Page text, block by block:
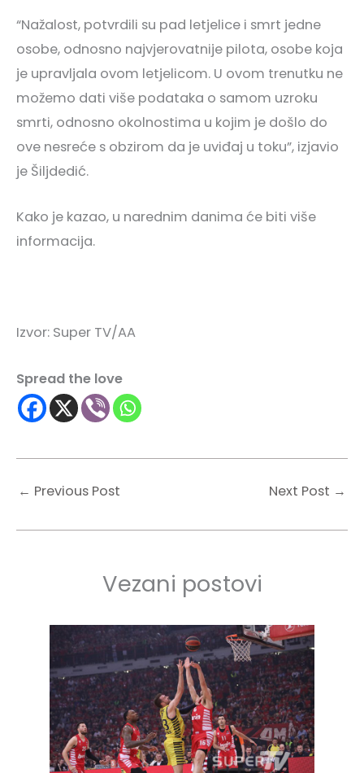
“Nažalost, potvrdili su pad letjelice i smrt jedne
osobe, odnosno najvjerovatnije pilota, osobe koja
je upravljala ovom letjelicom. U ovom trenutku ne
možemo dati više podataka o samom uzroku
smrti, odnosno okolnostima u kojim je došlo do
ove nesreće s obzirom da je uviđaj u toku”, izjavio
je Šiljdedić.
Kako je kazao, u narednim danima će biti više
informacija.
Izvor: Super TV/AA
Spread the love
← Previous Post Next Post →
Vezani postovi